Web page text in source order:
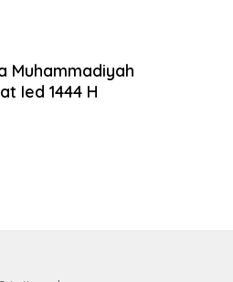
Muhammadiyah
Ied 1444 H